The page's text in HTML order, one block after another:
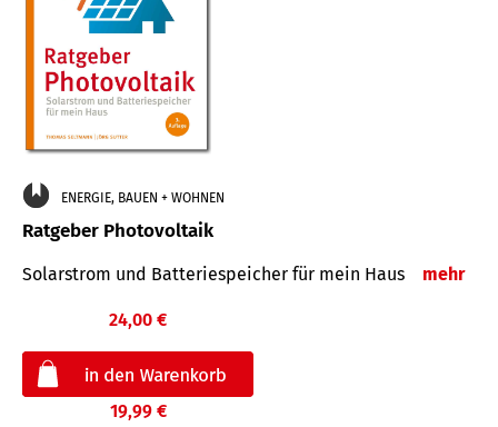
ENERGIE, BAUEN + WOHNEN
Ratgeber Photovoltaik
Solarstrom und Batteriespeicher für mein Haus mehr
24,00 €
19,99 €